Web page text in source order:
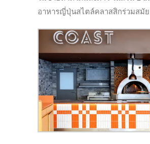
อาหารญี่ปุ่นสไตล์คลาสสิกร่วมสมัย